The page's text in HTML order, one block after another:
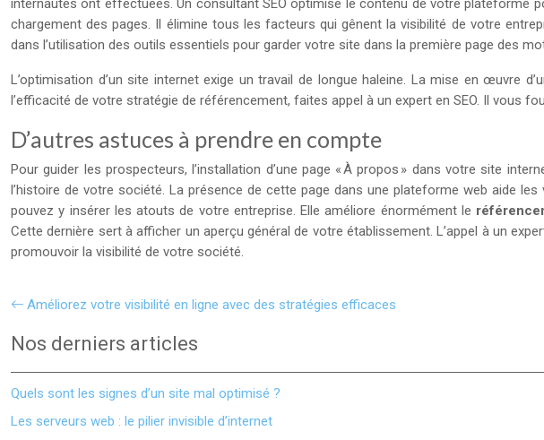
internautes ont effectuées. Un consultant SEO optimise le contenu de votre plateforme
chargement des pages. Il élimine tous les facteurs qui gênent la visibilité de votre
dans l’utilisation des outils essentiels pour garder votre site dans la première page des
L’optimisation d’un site internet exige un travail de longue haleine. La mise en œuvre
l’efficacité de votre stratégie de référencement, faites appel à un expert en SEO. Il
D’autres astuces à prendre en compte
Pour guider les prospecteurs, l’installation d’une page « À propos » dans votre site
l’histoire de votre société. La présence de cette page dans une plateforme web aide
pouvez y insérer les atouts de votre entreprise. Elle améliore énormément le
Cette dernière sert à afficher un aperçu général de votre établissement. L’appel à un
promouvoir la visibilité de votre société.
Améliorez votre visibilité en ligne avec des stratégies efficaces
Nos derniers articles
Quels sont les signes d’un site mal optimisé ?
Les serveurs web : le pilier invisible d’internet